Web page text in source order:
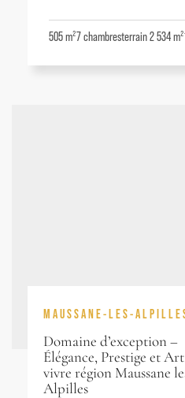
505 m²7chambresterrain 2 534 m²
MAUSSANE-LES-
Domaine d’exception –
Élégance, Prestige et
vivre région Maussane
Alpilles